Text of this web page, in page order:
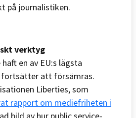
på journalistiken.
verktyg
en av EU:s lägsta
fortsätter att försämras.
Liberties, som
rapport om mediefriheten i
bild av hur public service-